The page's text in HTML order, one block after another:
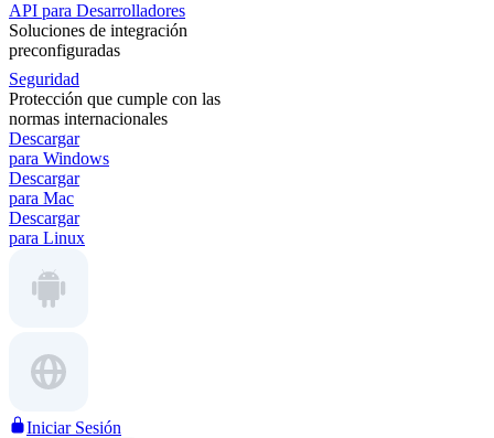
API para Desarrolladores
Soluciones de integración
preconfiguradas
Seguridad
Protección que cumple con las
normas internacionales
Descargar
para Windows
Descargar
para Mac
Descargar
para Linux
Iniciar Sesión